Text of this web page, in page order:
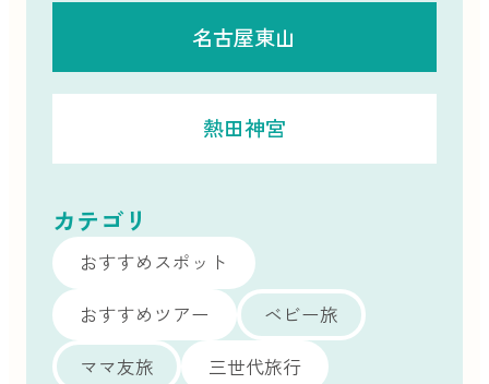
名古屋東山
熱田神宮
カテゴリ
おすすめスポット
おすすめツアー
ベビー旅
ママ友旅
三世代旅行